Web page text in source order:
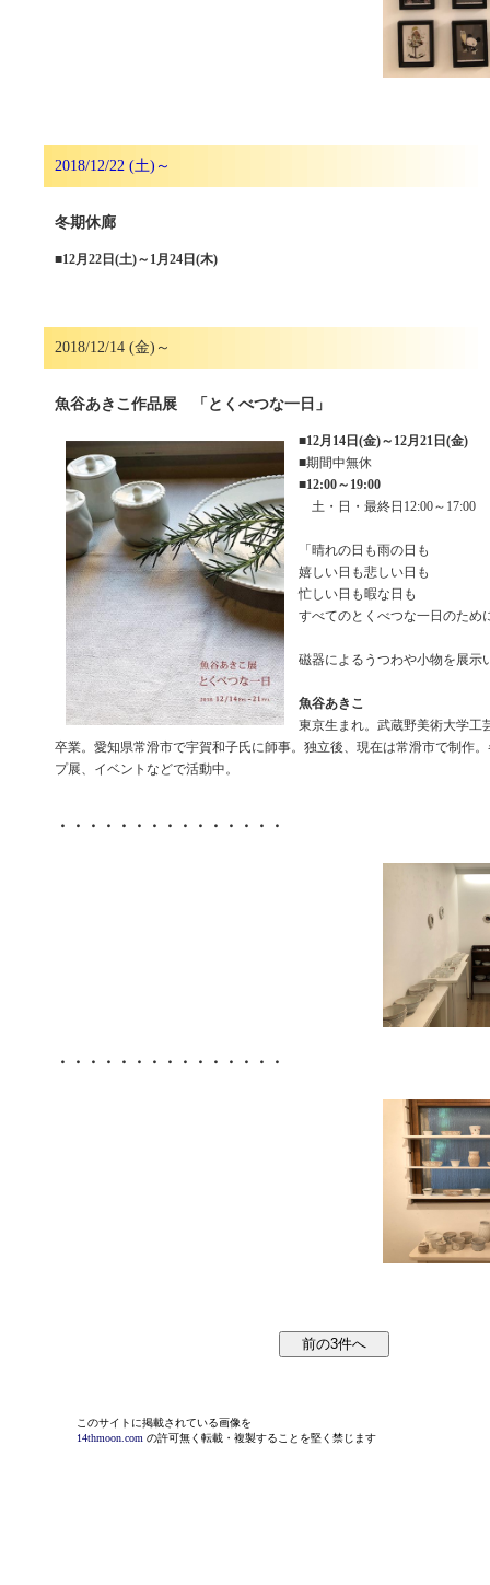
2018/12/22 (土)～
冬期休廊
■12月22日(土)～1月24日(木)
2018/12/14 (金)～
魚谷あきこ作品展 「とくべつな一日」
■12月14日(金)～12月21日(金)
■期間中無休
■12:00～19:00
土・日・最終日12:00～17:00
「晴れの日も雨の日も
嬉しい日も悲しい日も
忙しい日も暇な日も
すべてのとくべつな一日のため
磁器によるうつわや小物を展示
魚谷あきこ
東京生まれ。武蔵野美術大学工
卒業。愛知県常滑市で宇賀和子氏に師事。独立後、現在は常滑市で制作
プ展、イベントなどで活動中。
・・・・・・・・・・・・・・・
・・・・・・・・・・・・・・・
このサイトに掲載されている画像を
14thmoon.com の許可無く転載・複製することを堅く禁じます